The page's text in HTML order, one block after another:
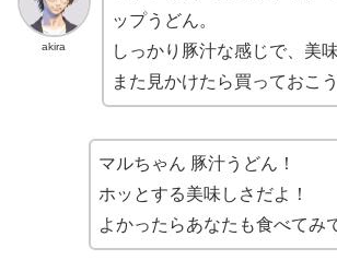
akira
ップうどん。
しっかり豚汁な感じで、美
また見かけたら買っておこ
マルちゃん 豚汁うどん！
ホッとする美味しさだよ！
よかったらあなたも食べてみ